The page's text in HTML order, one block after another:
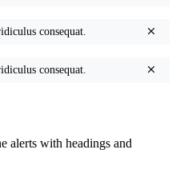
consequat.
consequat.
alerts with headings and